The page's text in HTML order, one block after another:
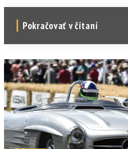
Pokračovať v čítaní